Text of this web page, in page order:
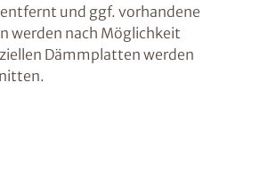
und ggf. vorhandene
werden nach Möglichkeit
Dämmplatten werden